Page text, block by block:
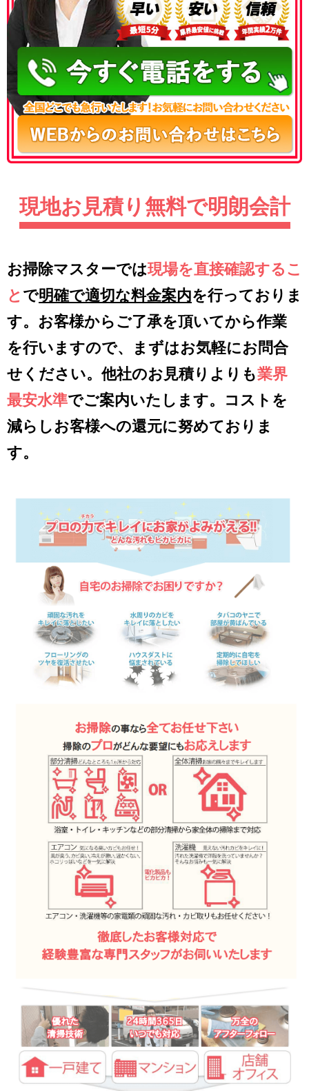
050-3177-5687
現地お見積り無料で明朗会計
お掃除マスターでは現場を直接確認するこ
と で明確で適切な料金案内を行っておりま
す。お客様からご了承を頂いてから作業
を行いますので、まずはお気軽にお問合
せください。他社のお見積りよりも業界
最安水準でご案内いたします。コストを
減らしお客様への還元に努めておりま
す。